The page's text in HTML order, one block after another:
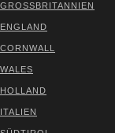
GROSS­BRI­TAN­NI­EN
ENG­LAND
CORN­WALL
WALES
HOL­LAND
ITA­LI­EN